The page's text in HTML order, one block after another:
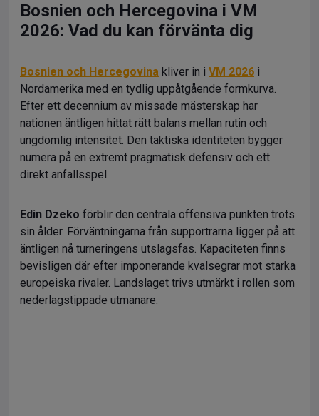
Bosnien och Hercegovina i VM
2026: Vad du kan förvänta dig
Bosnien och Hercegovina kliver in i VM 2026 i
Nordamerika med en tydlig uppåtgående formkurva.
Efter ett decennium av missade mästerskap har
nationen äntligen hittat rätt balans mellan rutin och
ungdomlig intensitet. Den taktiska identiteten bygger
numera på en extremt pragmatisk defensiv och ett
direkt anfallsspel.
Edin Dzeko förblir den centrala offensiva punkten trots
sin ålder. Förväntningarna från supportrarna ligger på att
äntligen nå turneringens utslagsfas. Kapaciteten finns
bevisligen där efter imponerande kvalsegrar mot starka
europeiska rivaler. Landslaget trivs utmärkt i rollen som
nederlagstippade utmanare.